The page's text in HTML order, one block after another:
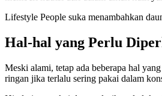
Lifestyle People suka menambahkan
Hal-hal yang Perlu
Meski alami, tetap ada beberapa hal
ringan jika terlalu sering pakai dalam